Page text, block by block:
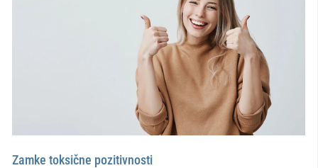
Zamke toksične pozitivnosti